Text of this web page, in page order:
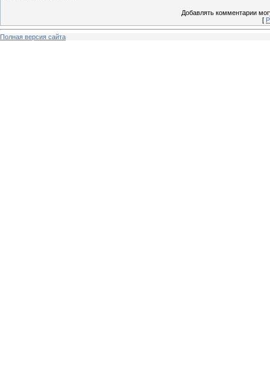
Добавлять комментарии
[
Полная версия сайта